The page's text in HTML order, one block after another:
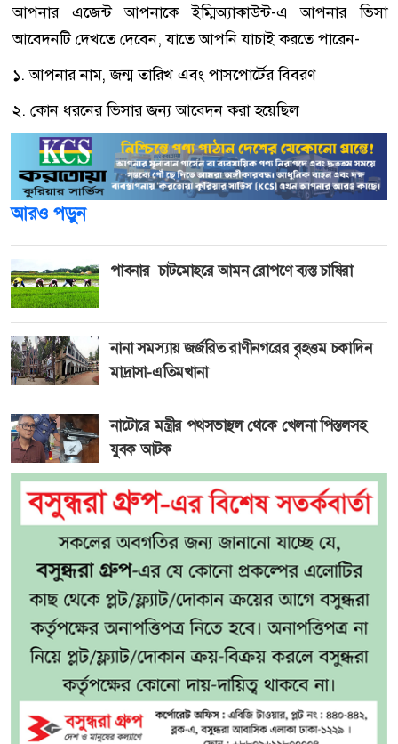
আপনার এজেন্ট আপনাকে ইম্মিঅ্যাকাউন্ট-এ আপনার ভিসা
আবেদনটি দেখতে দেবেন, যাতে আপনি যাচাই করতে পারেন-
১. আপনার নাম, জন্ম তারিখ এবং পাসপোর্টের বিবরণ
২. কোন ধরনের ভিসার জন্য আবেদন করা হয়েছিল
আরও পড়ুন
পাবনার চাটমোহরে আমন রোপণে ব্যস্ত চাষিরা
নানা সমস্যায় জর্জরিত রাণীনগরের বৃহত্তম চকাদিন
মাদ্রাসা-এতিমখানা
নাটোরে মন্ত্রীর পথসভাস্থল থেকে খেলনা পিস্তলসহ
যুবক আটক